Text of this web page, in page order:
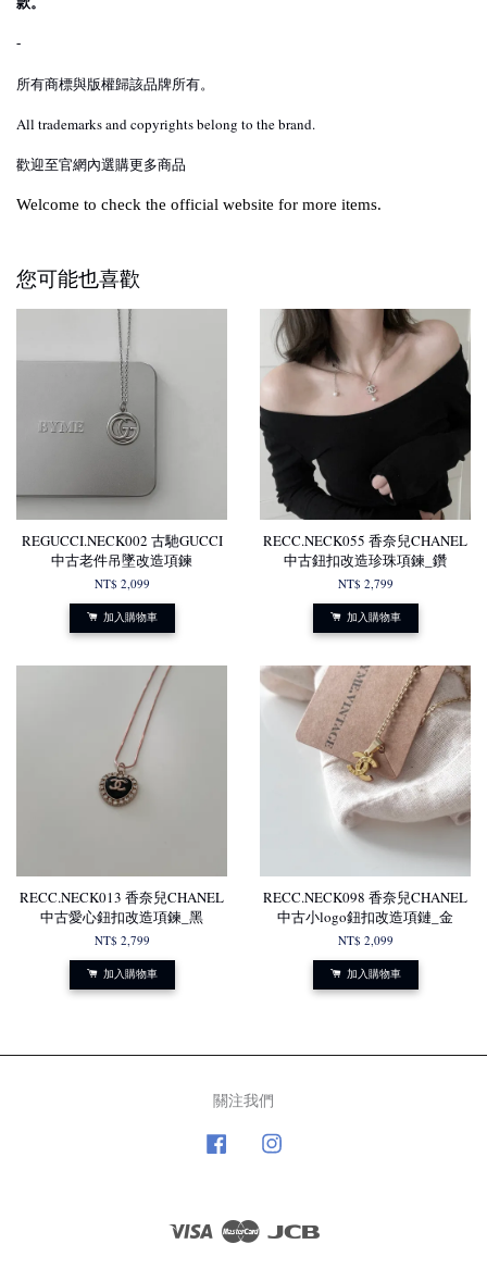
-
所有商標與版權歸該品牌所有。
All trademarks and copyrights belong to the brand.
歡迎至官網內選購更多商品
Welcome to check the official website for more items.
您可能也喜歡
REGUCCI.NECK002 古馳GUCCI
中古老件吊墜改造項鍊
NT$ 2,099
加入購物車
RECC.NECK055 香奈兒CHANEL
中古鈕扣改造珍珠項鍊_鑽
NT$ 2,799
加入購物車
RECC.NECK013 香奈兒CHANEL
中古愛心鈕扣改造項鍊_黑
NT$ 2,799
加入購物車
RECC.NECK098 香奈兒CHANEL
中古小logo鈕扣改造項鏈_金
NT$ 2,099
加入購物車
關注我們
Facebook
Visa Master